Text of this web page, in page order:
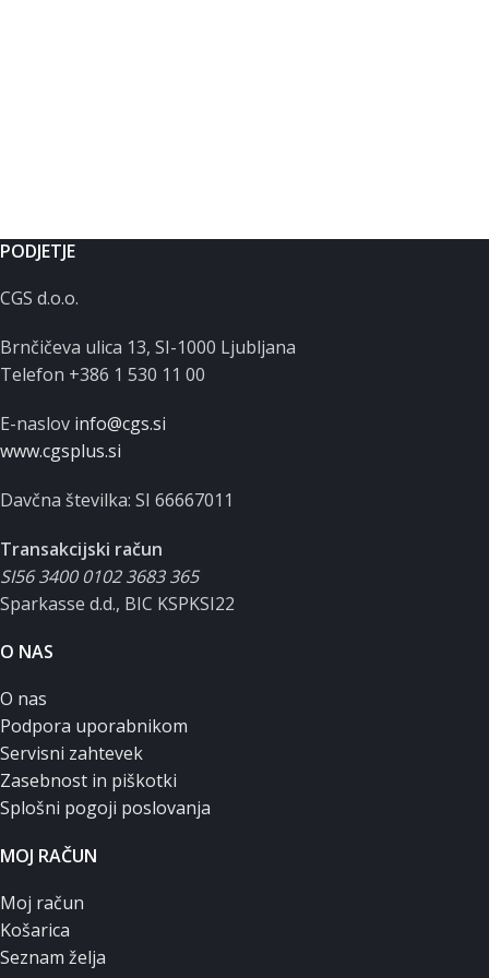
PODJETJE
CGS d.o.o.
Brnčičeva ulica 13, SI-1000 Ljubljana
Telefon +386 1 530 11 00
E-naslov info@cgs.si
www.cgsplus.si
Davčna številka: SI 66667011
Transakcijski račun
SI56 3400 0102 3683 365
Sparkasse d.d., BIC KSPKSI22
O NAS
O nas
Podpora uporabnikom
Servisni zahtevek
Zasebnost in piškotki
Splošni pogoji poslovanja
MOJ RAČUN
Moj račun
Košarica
Seznam želja